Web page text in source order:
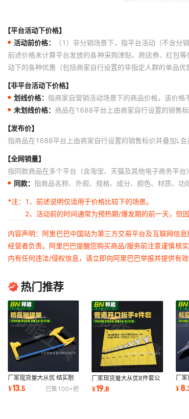
【平台活动下价格】
活动前价格：
（1）非分销场景下，指平台活动（不含
前述价格未计算平台发放的各种采购津贴、跨店券、红包
动下的各种优惠（包括商家自行设置的非指定人群的单品
【非平台活动下价格】
划线价格： 指商家自营销活动场景下的商品价格，该价
未划线价格： 商品在1688平台上由商家自行设置的销售
【发布价】
指商品在1688平台上由商家自行设置的销售标价并叠加L会
【全网销量】
指同款商品在多个平台（含淘宝、天猫及其他电子商务平台
同款： 指商品名称、外观、规格、成分、颜色、材质、
*注：
1、前述说明仅适用于价格比较下的场景。
2、活动前的时间通常为预热期/爆发期的前一天，但
内容声明：阿里巴巴中国站为第三方交易平台及互联网信
经营者负责。阿里巴巴提醒您购买商品/服务前注意谨慎核
内有任何违法/侵权信息，请立即向阿里巴巴举报并提供有效
热门推荐
厂家现货量大从优 结实耐
用喷塑镀铬钢管制固定式钢
锯架批发
¥13.5 已售 100+把
厂家现货量大从优8件套公
制两用扳手套装梅花开口两
用扳手
¥19.8
厂家
剪
动直
¥8.